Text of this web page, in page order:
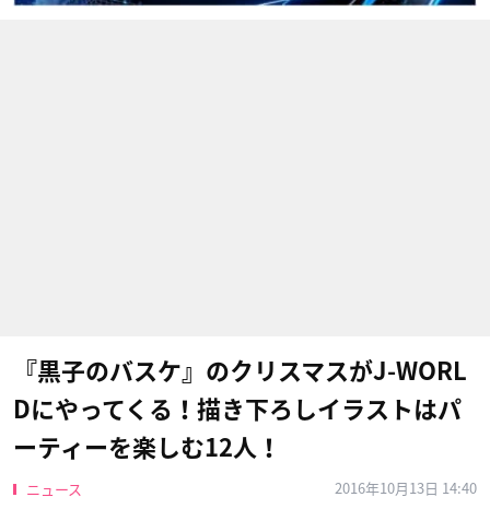
『黒子のバスケ』のクリスマスがJ-WORL
Dにやってくる！描き下ろしイラストはパ
ーティーを楽しむ12人！
ニュース
2016年10月13日 14:40